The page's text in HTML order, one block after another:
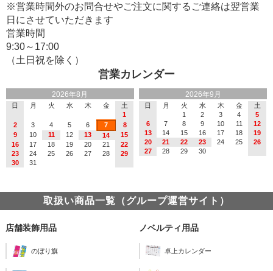
営業カレンダー
2026年8月
日 月 火 水 木 金
土
1
2
3 4 5 6 7
8
9
10 11 12 13 14
15
16
17 18 19 20 21
22
23
24 25 26 27 28
29
30
31
2026年9月
日 月 火 水 木 金
土
1
2 3 4
5
6
7 8 9 10 11
12
13
14 15 16 17 18
19
20
21 22 23 24 25
26
27
28 29 30
※営業時間外のお問合せやご注文に関するご連絡は翌営業
日にさせていただきます
営業時間
9:30～17:00
（土日祝を除く）
取扱い商品一覧（グループ運営サイト）
店舗装飾用品
のぼり旗
ノベルティ用品
卓上カレンダー